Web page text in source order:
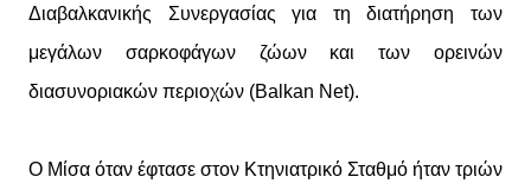
Διαβαλκανικής Συνεργασίας για τη διατήρηση των
μεγάλων σαρκοφάγων ζώων και των ορεινών
διασυνοριακών περιοχών (Balkan Net).
Ο Μίσα όταν έφτασε στον Κτηνιατρικό Σταθμό ήταν τριών